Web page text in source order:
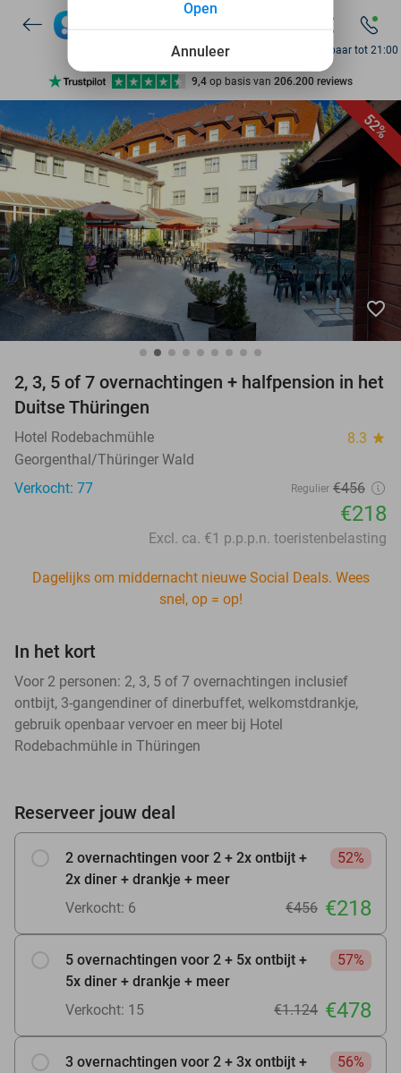
7 dagen per week beschikbaar
10+ miljoen leden
9,4 op basis van 206.200 reviews
Ontdek 15.000+ deals
7 dagen per week beschikbaar
10+ miljoen leden
Bereikbaar tot 21:00
52%
favorite_border
2, 3, 5 of 7 overnachtingen + halfpension in het
Duitse Thüringen
Hotel Rodebachmühle 8.3 star
Georgenthal/Thüringer Wald
Verkocht: 77
Regulier €456
€218
Excl. ca. €1 p.p.p.n. toeristenbelasting
Dagelijks om middernacht nieuwe Social Deals. Wees
snel, op = op!
In het kort
Voor 2 personen: 2, 3, 5 of 7 overnachtingen inclusief
ontbijt, 3-gangendiner of dinerbuffet, welkomstdrankje,
gebruik openbaar vervoer en meer bij Hotel
Rodebachmühle in Thüringen
Reserveer jouw deal
2 overnachtingen voor 2 + 2x ontbijt +
2x diner + drankje + meer
52%
Verkocht: 6 €456 €218
5 overnachtingen voor 2 + 5x ontbijt +
5x diner + drankje + meer
57%
Verkocht: 15 €1.124 €478
3 overnachtingen voor 2 + 3x ontbijt +
56%
Annuleer
Open